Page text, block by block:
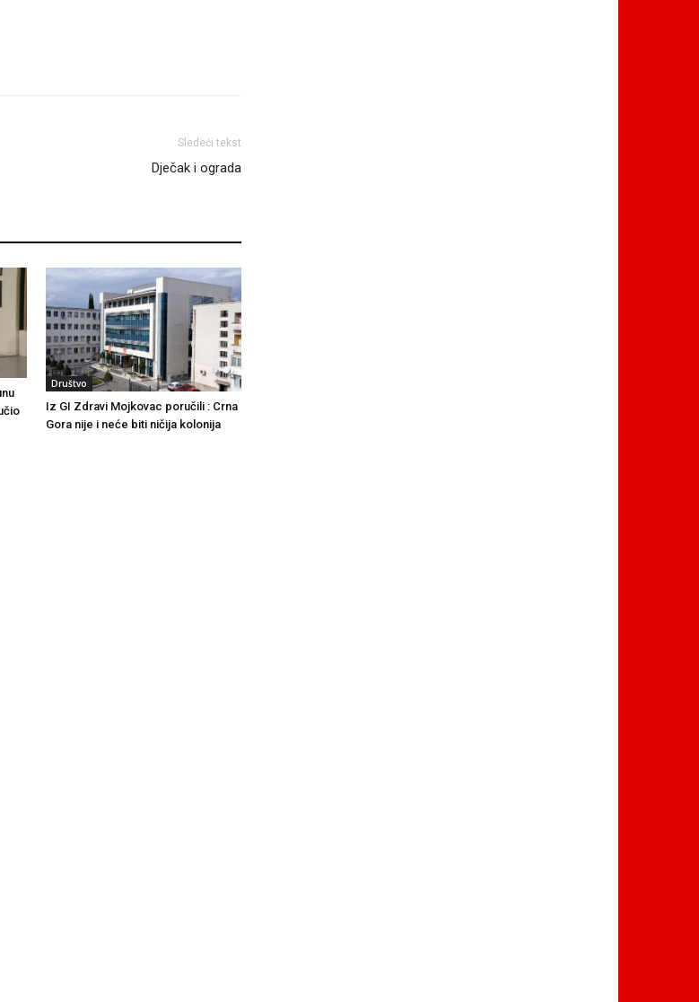
Sledeći tekst
Dječak i ograda
Društvo
Iz GI Zdravi Mojkovac poručili : Crna
Gora nije i neće biti ničija kolonija